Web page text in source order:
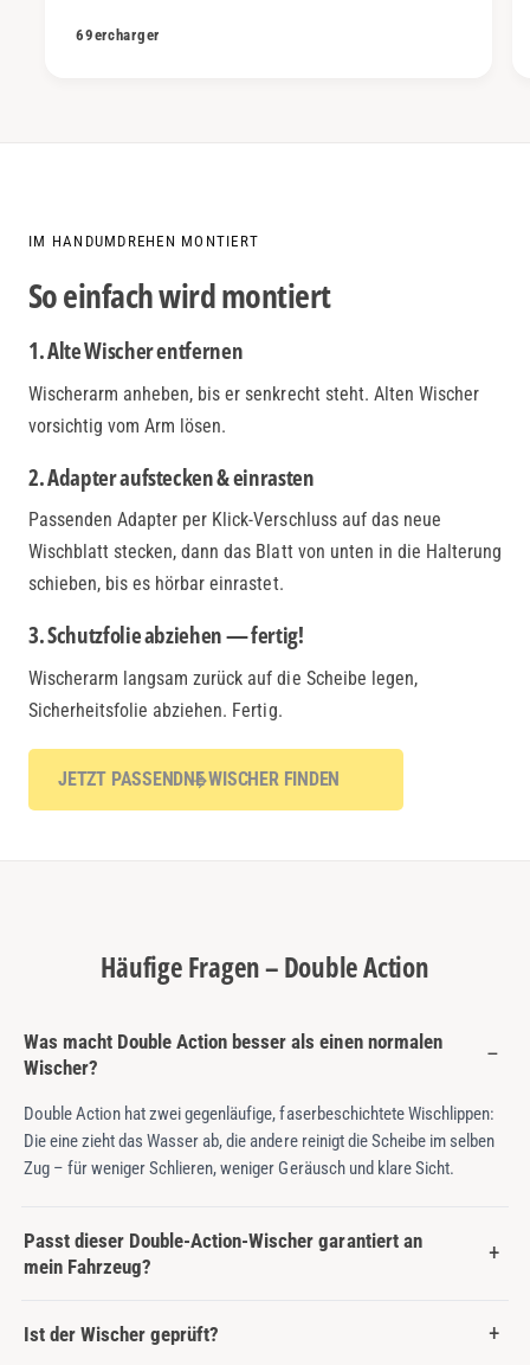
69ercharger
IM HANDUMDREHEN MONTIERT
So einfach wird montiert
1. Alte Wischer entfernen
Wischerarm anheben, bis er senkrecht steht. Alten Wischer
vorsichtig vom Arm lösen.
2. Adapter aufstecken & einrasten
Passenden Adapter per Klick-Verschluss auf das neue
Wischblatt stecken, dann das Blatt von unten in die Halterung
schieben, bis es hörbar einrastet.
3. Schutzfolie abziehen — fertig!
Wischerarm langsam zurück auf die Scheibe legen,
Sicherheitsfolie abziehen. Fertig.
JETZT PASSENDNE WISCHER FINDEN
Häufige Fragen – Double Action
Was macht Double Action besser als einen normalen
Wischer?
Double Action hat zwei gegenläufige, faserbeschichtete Wischlippen:
Die eine zieht das Wasser ab, die andere reinigt die Scheibe im selben
Zug – für weniger Schlieren, weniger Geräusch und klare Sicht.
Passt dieser Double-Action-Wischer garantiert an
mein Fahrzeug?
Ist der Wischer geprüft?